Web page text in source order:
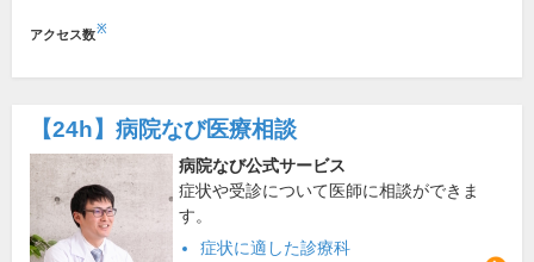
アクセス数※
【24h】 病院なび医療相談
病院なび公式サービス
症状や受診について医師に相談ができま
す。
症状に適した診療科